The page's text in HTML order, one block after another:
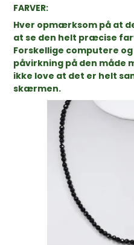
FARVER:
Hver opmærksom på at
at se den helt præcise
Forskellige computere
påvirkning på den måde
ikke love at det er helt
skærmen.